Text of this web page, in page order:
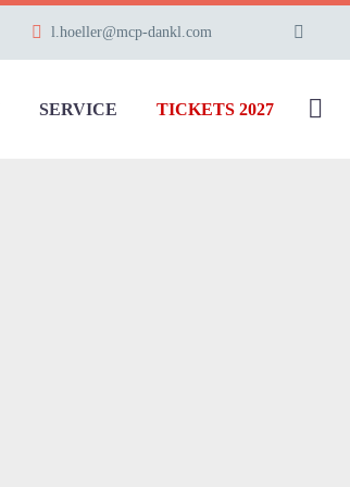
l.hoeller@mcp-dankl.com
SERVICE TICKETS 2027